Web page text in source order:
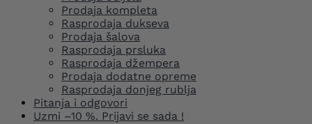
Prodaja kompleta
Rasprodaja dukseva
Prodaja šalova
Rasprodaja prsluka
Rasprodaja džempera
Prodaja dodatne opreme
Rasprodaja donjeg rublja
Pitanja i odgovori
Uzmi –10 %. Prijavi se sada !